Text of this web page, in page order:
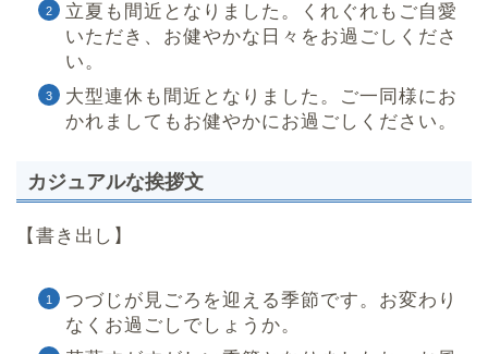
立夏も間近となりました。くれぐれもご自愛
いただき、お健やかな日々をお過ごしくださ
い。
大型連休も間近となりました。ご一同様にお
かれましてもお健やかにお過ごしください。
カジュアルな挨拶文
【書き出し】
つづじが見ごろを迎える季節です。お変わり
なくお過ごしでしょうか。